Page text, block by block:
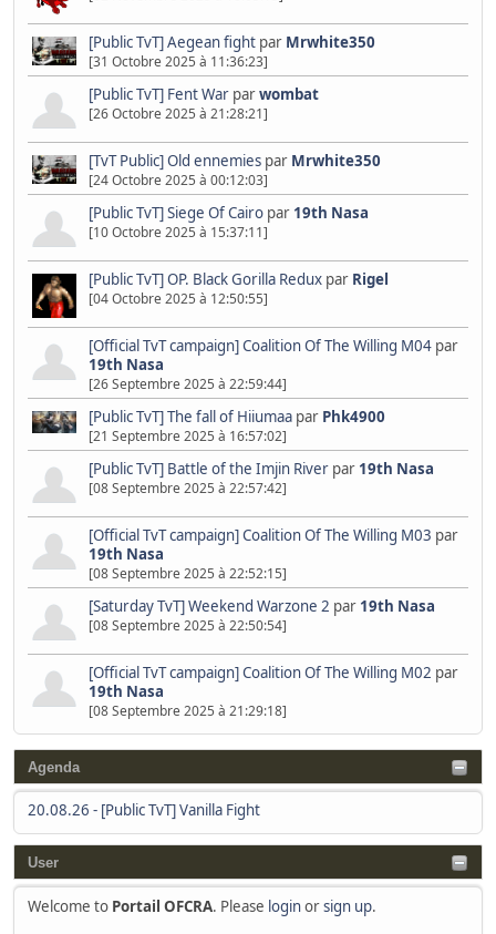
Agenda
20.08.26 - [Public TvT] Vanilla Fight
User
Welcome to Portail OFCRA. Please loginorsign up.
[Public TvT] Aegean fight par Mrwhite350
[31 Octobre 2025 à 11:36:23]
[Public TvT] Fent War parwombat
[26 Octobre 2025 à 21:28:21]
[TvT Public] Old ennemies par Mrwhite350
[24 Octobre 2025 à 00:12:03]
[Public TvT] Siege Of Cairo par 19th Nasa
[10 Octobre 2025 à 15:37:11]
[Public TvT] OP. Black Gorilla Redux par Rigel
[04 Octobre 2025 à 12:50:55]
[Official TvT campaign] Coalition Of The Willing M04 par
19th Nasa
[26 Septembre 2025 à 22:59:44]
[Public TvT] The fall of Hiiumaa par Phk4900
[21 Septembre 2025 à 16:57:02]
[Public TvT] Battle of the Imjin River par 19th Nasa
[08 Septembre 2025 à 22:57:42]
[Official TvT campaign] Coalition Of The Willing M03 par
19th Nasa
[08 Septembre 2025 à 22:52:15]
[Saturday TvT] Weekend Warzone 2 par 19th Nasa
[08 Septembre 2025 à 22:50:54]
[Official TvT campaign] Coalition Of The Willing M02 par
19th Nasa
[08 Septembre 2025 à 21:29:18]